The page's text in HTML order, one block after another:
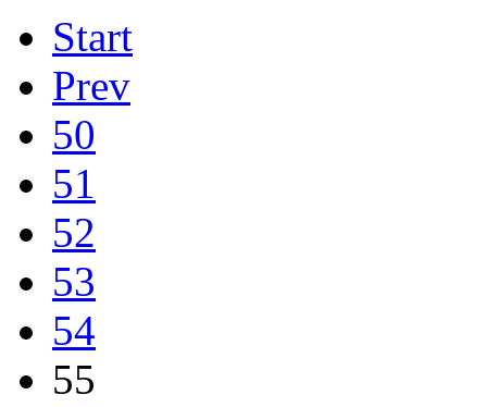
Start
Prev
50
51
52
53
54
55